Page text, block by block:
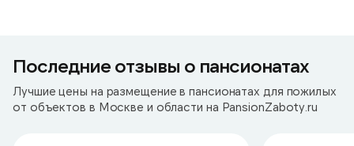
Последние отзывы о пансионатах
Лучшие цены на размещение в пансионатах для пожилых
от объектов в Москве и области на PansionZaboty.ru